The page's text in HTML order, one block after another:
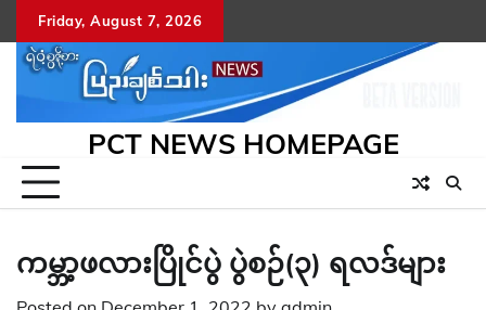
to
content
Friday, August 7, 2026
PCT NEWS HOMEPAGE
ကမ္ဘာ့ဖလားပြိုင်ပွဲ ပွဲစဉ်(၃) ရလဒ်များ